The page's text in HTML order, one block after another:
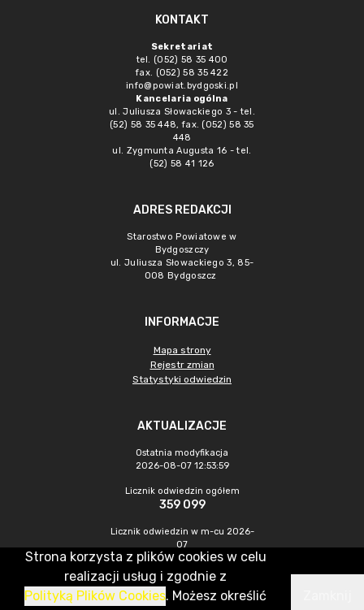
KONTAKT
Sekretariat
tel. (052) 58 35 400
fax. (052) 58 35 422
info@powiat.bydgoski.pl
Kancelaria ogólna
ul. Juliusza Słowackiego 3 - tel.
(52) 58 35 448, fax. (052) 58 35
448
ul. Zygmunta Augusta 16 - tel.
(52) 58 41 126
ADRES REDAKCJI
Starostwo Powiatowe w
Bydgoszczy
ul. Juliusza Słowackiego 3, 85-
008 Bydgoszcz
INFORMACJE
Mapa strony
Rejestr zmian
Statystyki odwiedzin
AKTUALIZACJE
Ostatnia modyfikacja
2026-08-07 12:53:59
Licznik odwiedzin ogółem
359 099
Licznik odwiedzin w m-cu 2026-
07
994
CMS & Hosting: Nefeni Sp. z o.o.
Strona korzysta z plików cookies w celu
realizacji usług i zgodnie z
Polityką Plików Cookies. Możesz określić